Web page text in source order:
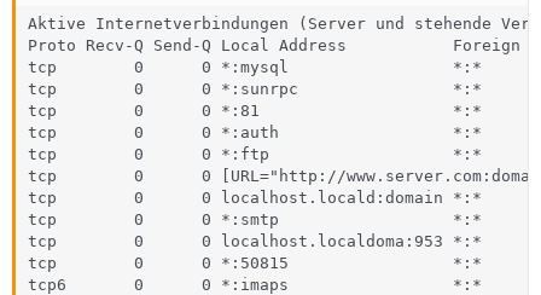
Aktive Internetverbindungen (Server und stehende
Proto Recv-Q Send-Q Local Address
tcp        0      0 *:mysql                 *:*
tcp        0      0 *:sunrpc                *:*
tcp        0      0 *:81                    *:*
tcp        0      0 *:auth                  *:*
tcp        0      0 *:ftp                   *:*
tcp        0      0 [URL="http://
tcp        0      0 localhost.locald:domain *:*
tcp        0      0 *:smtp                  *:*
tcp        0      0 localhost.localdoma:953 *:*
tcp        0      0 *:50815                 *:*
tcp6       0      0 *:imaps                 *:*